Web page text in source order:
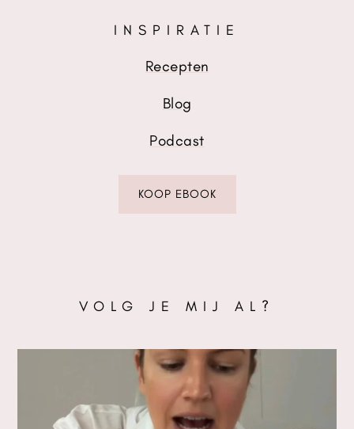
INSPIRATIE
Recepten
Blog
Podcast
KOOP EBOOK
VOLG JE MIJ AL?